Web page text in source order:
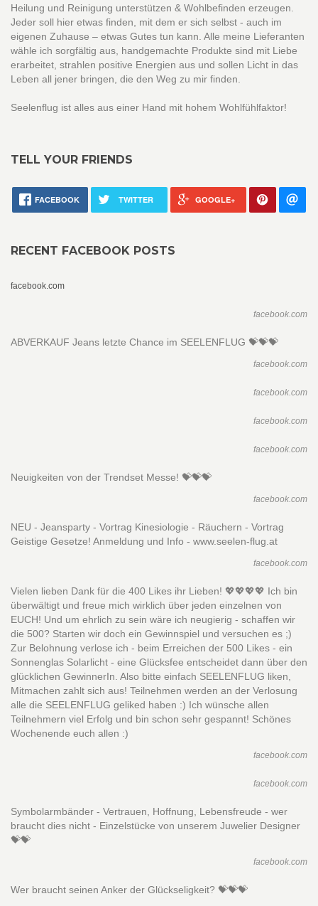
Heilung und Reinigung unterstützen & Wohlbefinden erzeugen.
Jeder soll hier etwas finden, mit dem er sich selbst - auch im
eigenen Zuhause – etwas Gutes tun kann. Alle meine Lieferanten
wähle ich sorgfältig aus, handgemachte Produkte sind mit Liebe
erarbeitet, strahlen positive Energien aus und sollen Licht in das
Leben all jener bringen, die den Weg zu mir finden.
Seelenflug ist alles aus einer Hand mit hohem Wohlfühlfaktor!
TELL YOUR FRIENDS
FACEBOOK TWITTER GOOGLE+
RECENT FACEBOOK POSTS
facebook.com
facebook.com
ABVERKAUF Jeans letzte Chance im SEELENFLUG 💝💝💝
facebook.com
facebook.com
facebook.com
facebook.com
Neuigkeiten von der Trendset Messe! 💝💝💝
facebook.com
NEU - Jeansparty - Vortrag Kinesiologie - Räuchern - Vortrag
Geistige Gesetze! Anmeldung und Info - www.seelen-flug.at
facebook.com
Vielen lieben Dank für die 400 Likes ihr Lieben! 💖💖💖💖 Ich bin
überwältigt und freue mich wirklich über jeden einzelnen von
EUCH! Und um ehrlich zu sein wäre ich neugierig - schaffen wir
die 500? Starten wir doch ein Gewinnspiel und versuchen es ;)
Zur Belohnung verlose ich - beim Erreichen der 500 Likes - ein
Sonnenglas Solarlicht - eine Glücksfee entscheidet dann über den
glücklichen GewinnerIn. Also bitte einfach SEELENFLUG liken,
Mitmachen zahlt sich aus! Teilnehmen werden an der Verlosung
alle die SEELENFLUG geliked haben :) Ich wünsche allen
Teilnehmern viel Erfolg und bin schon sehr gespannt! Schönes
Wochenende euch allen :)
facebook.com
facebook.com
Symbolarmbänder - Vertrauen, Hoffnung, Lebensfreude - wer
braucht dies nicht - Einzelstücke von unserem Juwelier Designer
💝💝
facebook.com
Wer braucht seinen Anker der Glückseligkeit? 💝💝💝